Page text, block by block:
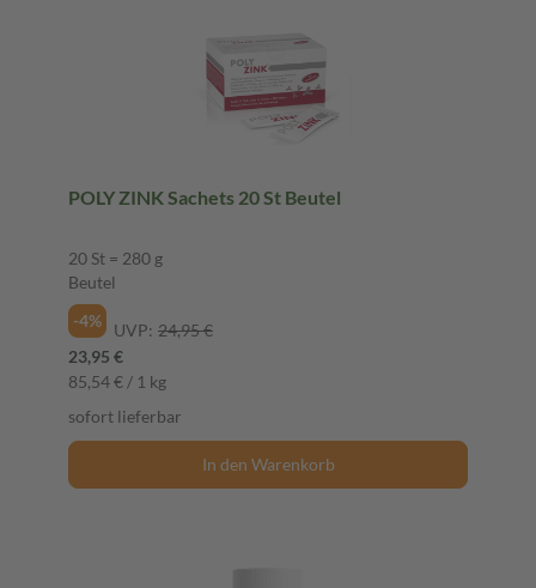
POLY ZINK Sachets 20 St Beutel
20 St = 280 g
Beutel
-4%
UVP: 24,95 €
23,95 €
85,54 € / 1 kg
sofort lieferbar
In den Warenkorb